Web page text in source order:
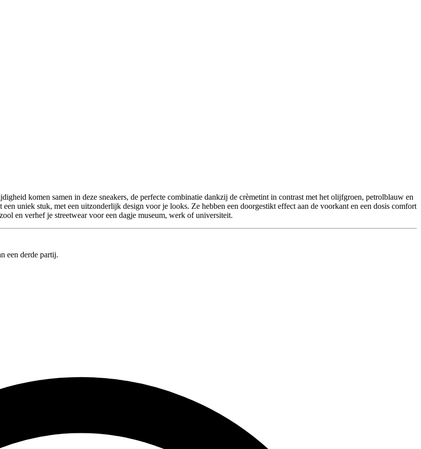
komen samen in deze sneakers, de perfecte combinatie dankzij de crèmetint in contrast met het olijfgroen, petrolblauw en
uniek stuk, met een uitzonderlijk design voor je looks. Ze hebben een doorgestikt effect aan de voorkant en een dosis comfort
en verhef je streetwear voor een dagje museum, werk of universiteit.
een derde partij.